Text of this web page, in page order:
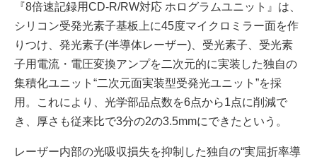
『8倍速記録用CD-R/RW対応 ホログラムユニット』は、
シリコン受発光素子基板上に45度マイクロミラー面を作
りつけ、発光素子(半導体レーザー)、受光素子、受光素
子用電流・電圧変換アンプを二次元的に実装した独自の
集積化ユニット“二次元面実装型受発光ユニット”を採
用。これにより、光学部品点数を6点から1点に削減で
き、厚さも従来比で3分の2の3.5mmにできたという。
レーザー内部の光吸収損失を抑制した独自の“実屈折率導